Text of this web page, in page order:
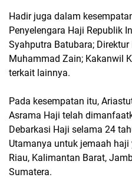
Hadir juga dalam
Penyelengara Haji Republik
Syahputra Batubara;
Muhammad Zain; Kakanwil
terkait lainnya.
Pada kesempatan itu,
Asrama Haji telah
Debarkasi Haji selama 24
Utamanya untuk jemaah
Riau, Kalimantan Barat,
Sumatera.